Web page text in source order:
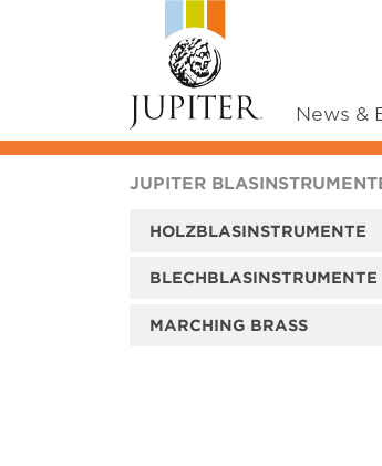
News &
JUPITER
HOLZBLASINSTRUMENTE
BLECHBLASINSTRUMENTE
MARCHING BRASS